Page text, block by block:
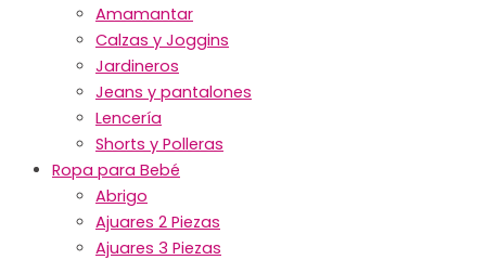
Amamantar
Calzas y Joggins
Jardineros
Jeans y pantalones
Lencería
Shorts y Polleras
Ropa para Bebé
Abrigo
Ajuares 2 Piezas
Ajuares 3 Piezas